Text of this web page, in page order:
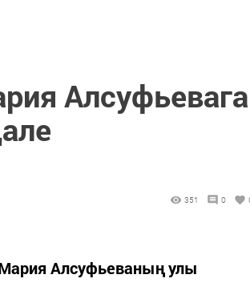
Алсуфьевага
351 0
Алсуфьеваның улы